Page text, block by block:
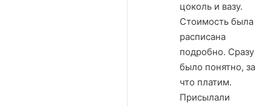
цоколь и вазу.
Стоимость была
расписана
подробно. Сразу
было понятно, за
что платим.
Присылали